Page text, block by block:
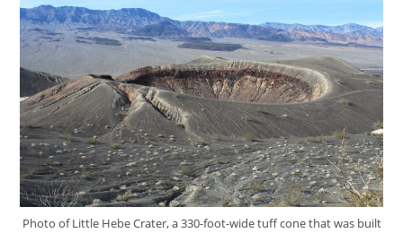
La
Fournaise
,
Peru
Sabancaya
,
Indonesia
:
Anak
Krakatau
,
Philippines
:
Taal
/
Mayon
,
Photo of Little Hebe Crater, a 330-foot-wide tuff cone that was built